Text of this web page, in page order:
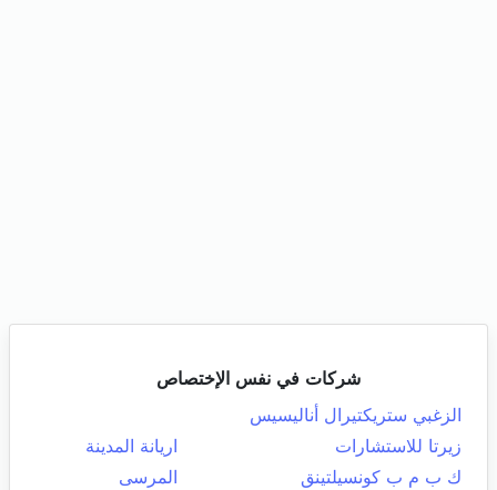
شركات في نفس الإختصاص
الزغبي ستريكتيرال أناليسيس
زيرتا للاستشارات
اريانة المدينة
ك ب م ب كونسيلتينق
المرسى